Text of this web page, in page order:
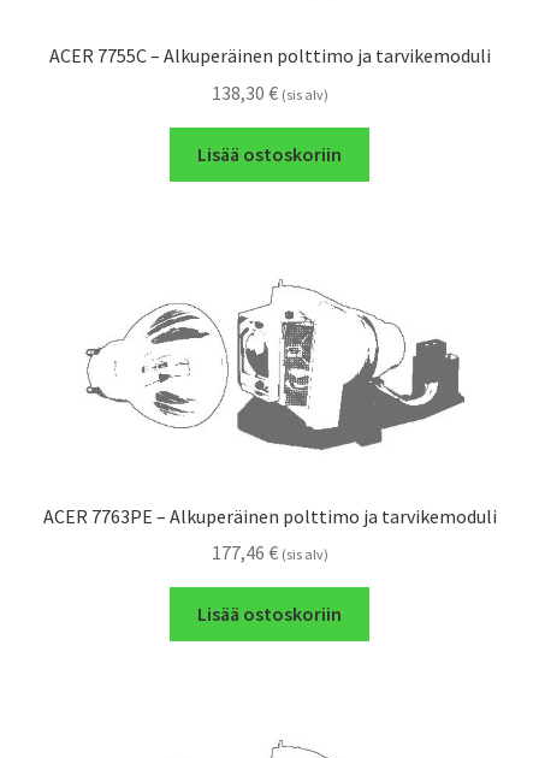
ACER 7755C – Alkuperäinen polttimo ja tarvikemoduli
138,30 € (sis alv)
Lisää ostoskoriin
ACER 7763PE – Alkuperäinen polttimo ja tarvikemoduli
177,46 € (sis alv)
Lisää ostoskoriin